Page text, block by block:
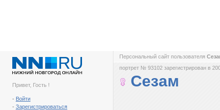
Привет, Гость !
- Войти
- Зарегистрироваться
Персональный сайт пользователя
портрет № 93102 зарегистрирован в
Сезам